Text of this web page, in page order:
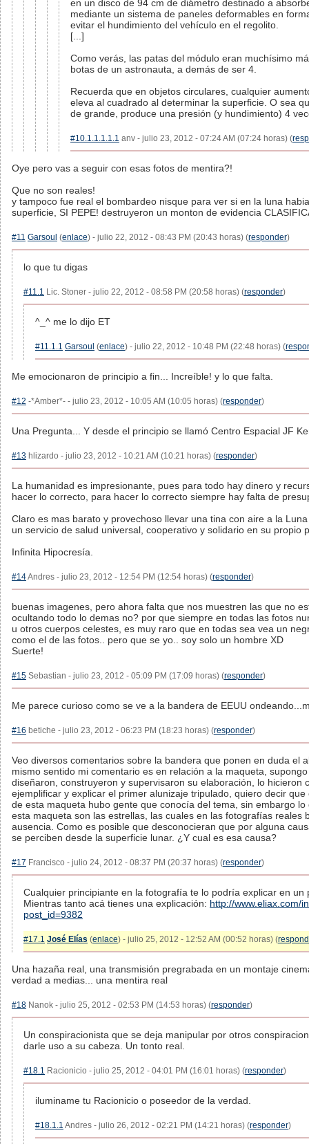
en un disco de 94 cm de diámetro destinado a
mediante un sistema de paneles deformables en
evitar el hundimiento del vehículo en el regolito.
[...]
Como verás, las patas del módulo eran muchísimo
botas de un astronauta, a demás de ser 4.
Recuerda que en objetos circulares, cualquier
eleva al cuadrado al determinar la superficie. O sea
de grande, produce una presión (y hundimiento) 4
#10.1.1.1.1.1 anv - julio 23, 2012 - 07:24 AM (07:24 horas) (
Oye pero vas a seguir con esas fotos de mentira?!
Que no son reales!
y tampoco fue real el bombardeo nisque para ver si en la luna
superficie, SI PEPE! destruyeron un monton de evidencia
#11 Garsoul (enlace) - julio 22, 2012 - 08:43 PM (20:43 horas) (responder)
lo que tu digas
#11.1 Lic. Stoner - julio 22, 2012 - 08:58 PM (20:58 horas) (responder)
^_^ me lo dijo ET
#11.1.1 Garsoul (enlace) - julio 22, 2012 - 10:48 PM (22:48 horas) (
Me emocionaron de principio a fin... Increíble! y lo que falta.
#12 -*Amber*- - julio 23, 2012 - 10:05 AM (10:05 horas) (responder)
Una Pregunta... Y desde el principio se llamó Centro Espacial JF
#13 hlizardo - julio 23, 2012 - 10:21 AM (10:21 horas) (responder)
La humanidad es impresionante, pues para todo hay dinero y
hacer lo correcto, para hacer lo correcto siempre hay falta de
Claro es mas barato y provechoso llevar una tina con aire a la
un servicio de salud universal, cooperativo y solidario en su propio
Infinita Hipocresía.
#14Andres - julio 23, 2012 - 12:54 PM (12:54 horas) (responder)
buenas imagenes, pero ahora falta que nos muestren las que no
ocultando todo lo demas no? por que siempre en todas las fotos
u otros cuerpos celestes, es muy raro que en todas sea vea un
como el de las fotos.. pero que se yo.. soy solo un hombre XD
Suerte!
#15 Sebastian - julio 23, 2012 - 05:09 PM (17:09 horas) (responder)
Me parece curioso como se ve a la bandera de EEUU
#16 betiche - julio 23, 2012 - 06:23 PM (18:23 horas) (responder)
Veo diversos comentarios sobre la bandera que ponen en duda el
mismo sentido mi comentario es en relación a la maqueta,
diseñaron, construyeron y supervisaron su elaboración, lo hicieron
ejemplificar y explicar el primer alunizaje tripulado, quiero decir que
de esta maqueta hubo gente que conocía del tema, sin embargo lo
esta maqueta son las estrellas, las cuales en las fotografías reales
ausencia. Como es posible que desconocieran que por alguna
se perciben desde la superficie lunar. ¿Y cual es esa causa?
#17 Francisco - julio 24, 2012 - 08:37 PM (20:37 horas) (responder)
Cualquier principiante en la fotografía te lo podría explicar en un
Mientras tanto acá tienes una explicación: http://www.eliax.com/
post_id=9382
#17.1 José Elías (enlace) - julio 25, 2012 - 12:52 AM (00:52 horas) (
Una hazaña real, una transmisión pregrabada en un montaje
verdad a medias... una mentira real
#18 Nanok - julio 25, 2012 - 02:53 PM (14:53 horas) (responder)
Un conspiracionista que se deja manipular por otros
darle uso a su cabeza. Un tonto real.
#18.1 Racionicio - julio 25, 2012 - 04:01 PM (16:01 horas) (responder)
iluminame tu Racionicio o poseedor de la verdad.
#18.1.1 Andres - julio 26, 2012 - 02:21 PM (14:21 horas) (responder)